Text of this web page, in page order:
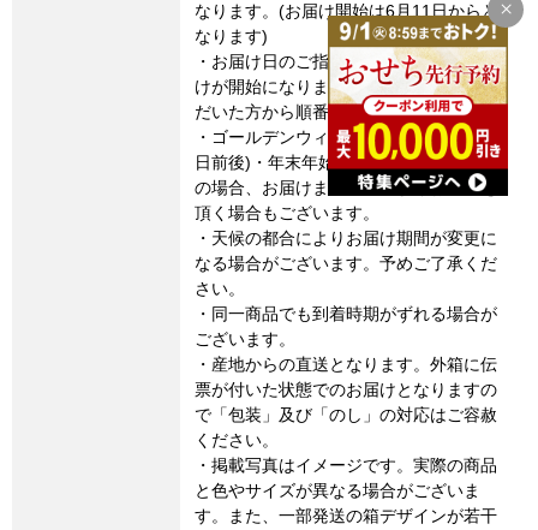
なります。(お届け開始は6月11日からと
なります)
・お届け日のご指定はできません。お届
けが開始になりましたら、ご注文をいた
だいた方から順番に配送いたします。
・ゴールデンウィーク・お盆期間(8月15
日前後)・年末年始など連休に係るご注文
の場合、お届けまでに通常よりお時間を
頂く場合もございます。
・天候の都合によりお届け期間が変更に
なる場合がございます。予めご了承くだ
さい。
・同一商品でも到着時期がずれる場合が
ございます。
・産地からの直送となります。外箱に伝
票が付いた状態でのお届けとなりますの
で「包装」及び「のし」の対応はご容赦
ください。
・掲載写真はイメージです。実際の商品
と色やサイズが異なる場合がございま
す。また、一部発送の箱デザインが若干